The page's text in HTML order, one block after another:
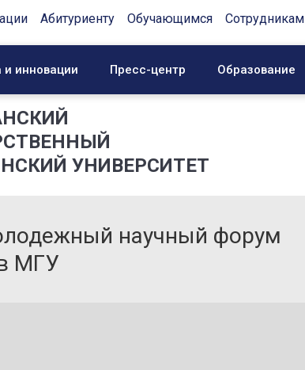
Абитуриенту Обучающимся Сотрудникам
и инновации Пресс-центр Образование
УНИВЕРСИТЕТ
научный форум
МГУ